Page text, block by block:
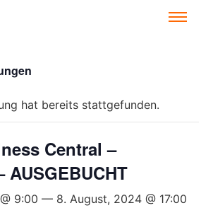
hat bereits stattgefunden.
Central –
AUSGEBUCHT
9:00 — 8. August, 2024 @ 17:00